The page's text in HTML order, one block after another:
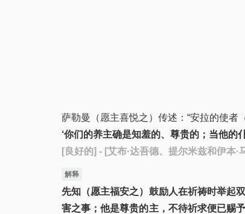
萨勒曼（愿主喜悦之）传述：“安拉的使者
‘你们的养主确是知羞的、尊贵的；当他的
[良好的] - [艾布·达吾德、提尔米兹和伊本·
解释
先知（愿主福安之）鼓励人在祈祷时举起
害之事；他是尊贵的主，不待祈求便已赐